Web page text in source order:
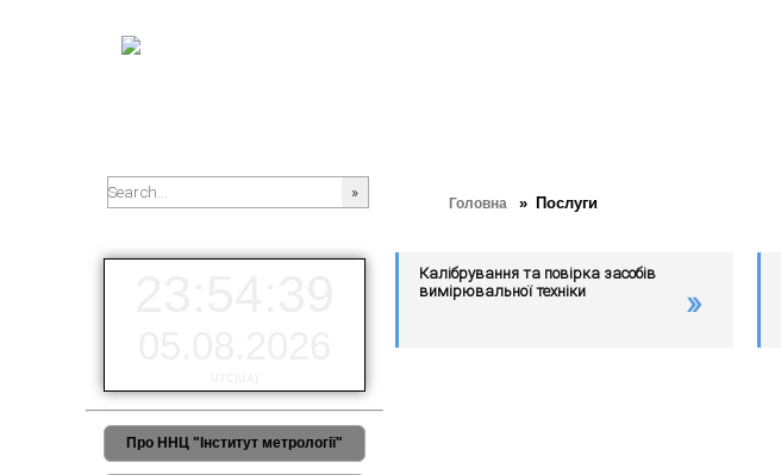
Головна » Послуги
Про ННЦ "Інститут метрології"
Калібрування та повірка засобів
вимірювальної техніки